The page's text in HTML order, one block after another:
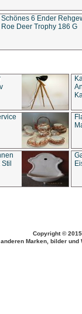
Schönes 6 Ender
Roe Deer Trophy 186 G
Copyright ©
Marken, bilder und